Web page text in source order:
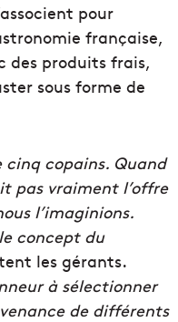
pour
française,
des produits frais,
sous forme de
cinq copains. Quand
pas vraiment l’offre
l’imaginions.
concept du
les gérants.
à sélectionner
de différents